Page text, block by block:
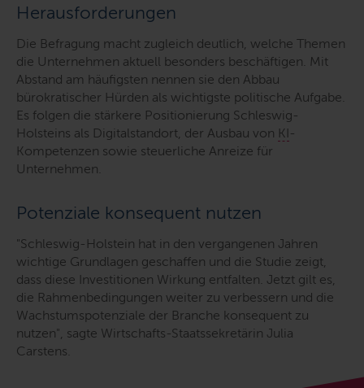
Herausforderungen
Die Befragung macht zugleich deutlich, welche Themen
die Unternehmen aktuell besonders beschäftigen. Mit
Abstand am häufigsten nennen sie den Abbau
bürokratischer Hürden als wichtigste politische Aufgabe.
Es folgen die stärkere Positionierung Schleswig-
Holsteins als Digitalstandort, der Ausbau von KI-
Kompetenzen sowie steuerliche Anreize für
Unternehmen.
Potenziale konsequent nutzen
"Schleswig-Holstein hat in den vergangenen Jahren
wichtige Grundlagen geschaffen und die Studie zeigt,
dass diese Investitionen Wirkung entfalten. Jetzt gilt es,
die Rahmenbedingungen weiter zu verbessern und die
Wachstumspotenziale der Branche konsequent zu
nutzen", sagte Wirtschafts-Staatssekretärin Julia
Carstens.